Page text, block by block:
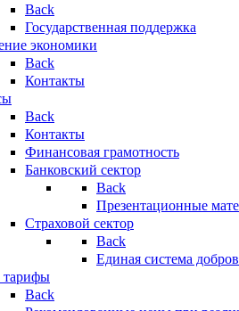
Back
Государственная поддержка
экономики
Back
Контакты
Back
Контакты
Финансовая грамотность
Банковский сектор
Back
Презентационные
Страховой сектор
Back
Единая система
Back